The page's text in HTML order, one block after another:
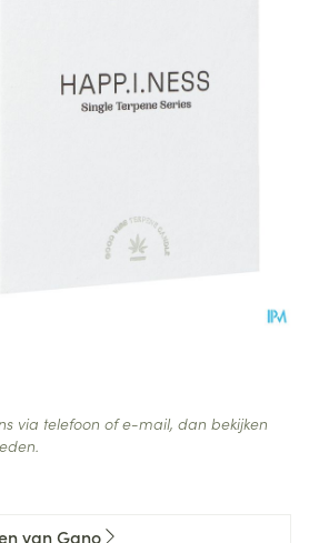
via telefoon of e-mail, dan bekijken
van Gano